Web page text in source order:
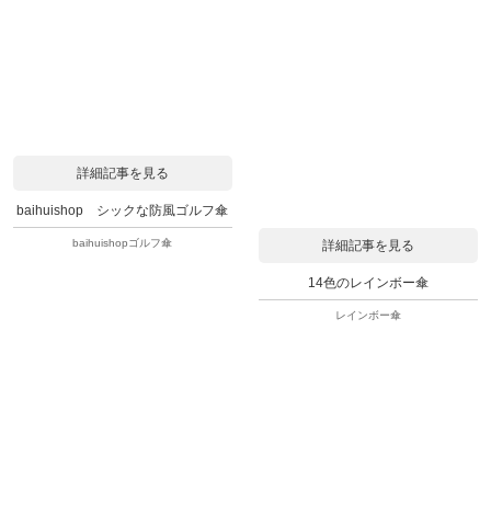
詳細記事を見る
baihuishop シックな防風ゴルフ傘
baihuishopゴルフ傘 詳細記事を見る
14色のレインボー傘
レインボー傘